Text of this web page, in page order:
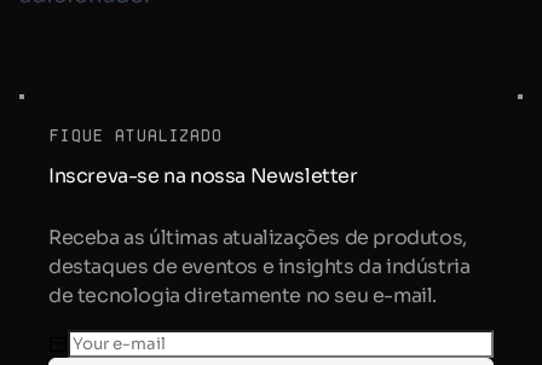
fique atualizado
Inscreva-se na nossa Newsletter
Receba as últimas atualizações de produtos,
destaques de eventos e insights da indústria
de tecnologia diretamente no seu e-mail.